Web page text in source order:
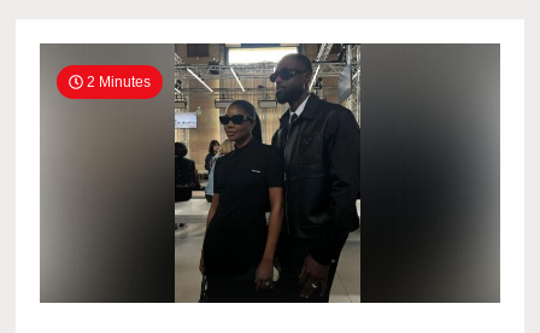
2 Minutes